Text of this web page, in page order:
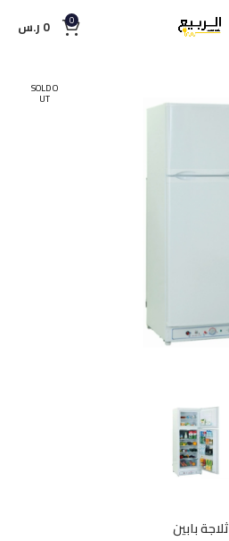
0
0 ر.س
SOLD O
UT
ثلاجة بابين